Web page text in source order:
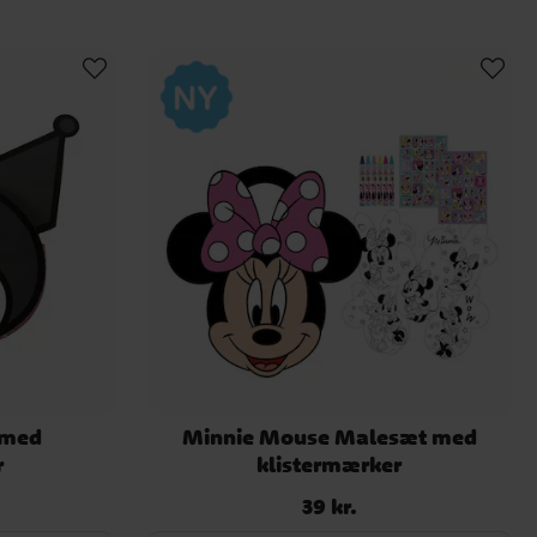
Minnie Mouse Malesæt med
klistermærker
Pris: 39 kr.
39 kr.